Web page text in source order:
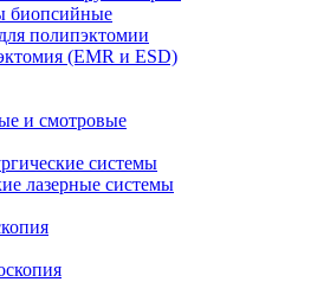
полипэктомии
(EMR и ESD)
и смотровые
системы
лазерные системы